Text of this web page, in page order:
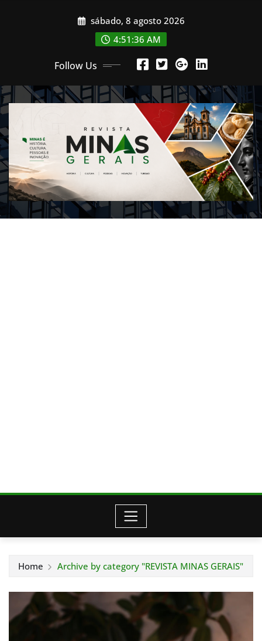
sábado, 8 agosto 2026
4:51:39 AM
Follow Us
Home Archive by category "REVISTA MINAS GERAIS"